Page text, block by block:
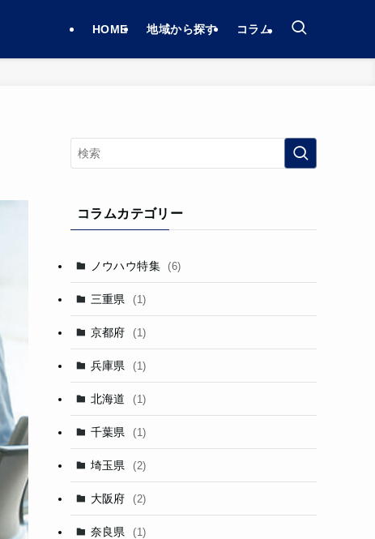
HOME 地域から探す コラム
コラムカテゴリー
ノウハウ特集 (6)
三重県 (1)
京都府 (1)
兵庫県 (1)
北海道 (1)
千葉県 (1)
埼玉県 (2)
大阪府 (2)
奈良県 (1)